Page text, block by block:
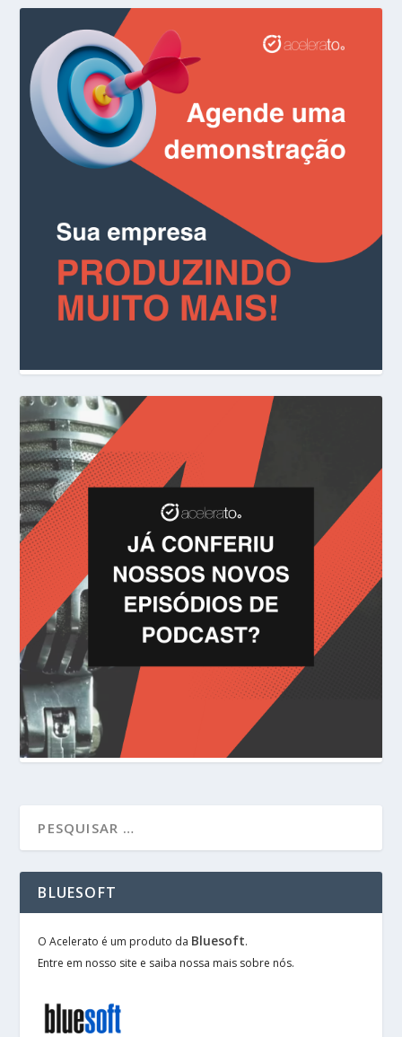
BLUESOFT
O Acelerato é um produto da Bluesoft.
Entre em nosso site e saiba nossa mais sobre nós.